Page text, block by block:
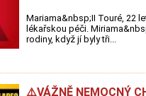
Mariama&nbsp;II Touré, 22
lékařskou péči.
rodiny, když jí byly tři...
⚠️VÁŽNĚ NEMOCNÝ